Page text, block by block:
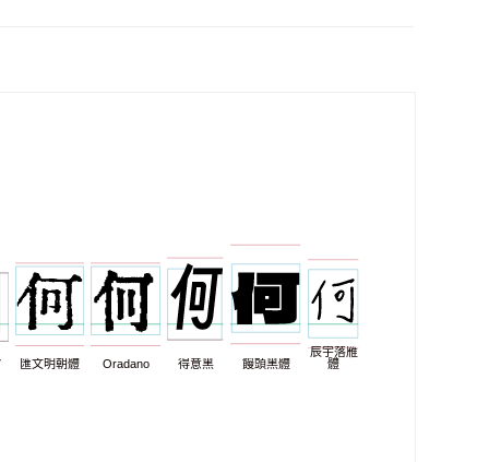
匯文明朝體 Oradano 得意黑 饅頭黑體
辰宇落雁
體